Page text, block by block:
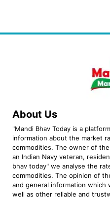
About Us
"Mandi Bhav Today is a
information about the market
commodities. The owner of
an Indian Navy veteran,
bhav today" we analyse the
commodities. The opinion of
and general information
well as other reliable and